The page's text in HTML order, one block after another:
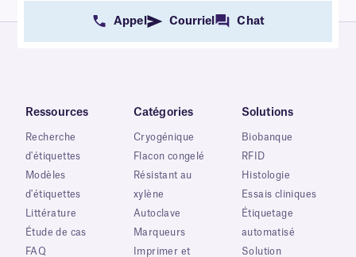
Appel Courriel Chat
Ressources
Recherche
d'étiquettes
Modèles
d'étiquettes
Littérature
Étude de cas
FAQ
Catégories
Cryogénique
Flacon congelé
Résistant au
xylène
Autoclave
Marqueurs
Imprimer et
Solutions
Biobanque
RFID
Histologie
Essais cliniques
Étiquetage
automatisé
Solution